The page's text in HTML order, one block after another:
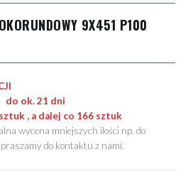
9X451 P100
do ok. 21 dni
, a dalej co 166 sztuk
wycena mniejszych ilości np. do
do kontaktu z nami.